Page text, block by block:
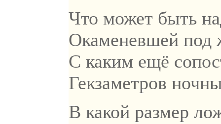
Что может быть
Окаменевшей под
С каким ещё
Гекзаметров
В какой размер